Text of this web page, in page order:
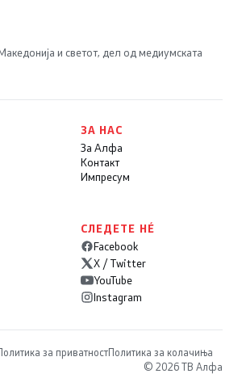
и светот, дел од медиумската
ЗА НАС
За Алфа
Контакт
Импресум
СЛЕДЕТЕ НÉ
Facebook
X / Twitter
YouTube
Instagram
за приватностПолитика за колачиња
© 2026 ТВ Алфа